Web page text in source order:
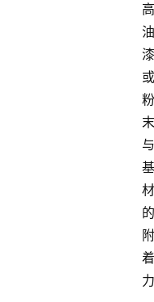
高
油
漆
或
粉
末
与
基
材
的
附
着
力